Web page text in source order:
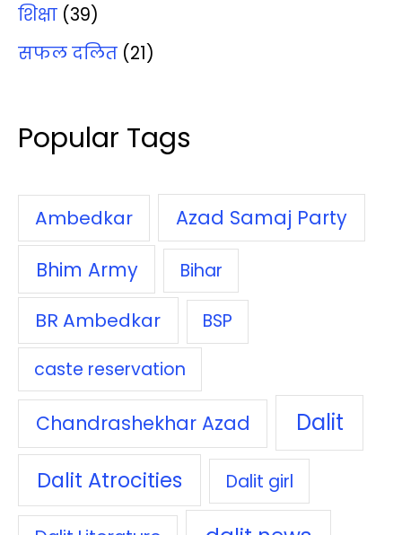
शिक्षा (39)
सफल दलित (21)
Popular Tags
Ambedkar
Azad Samaj Party
Bhim Army
Bihar
BR Ambedkar
BSP
caste reservation
Chandrashekhar Azad Dalit
Dalit Atrocities Dalit girl